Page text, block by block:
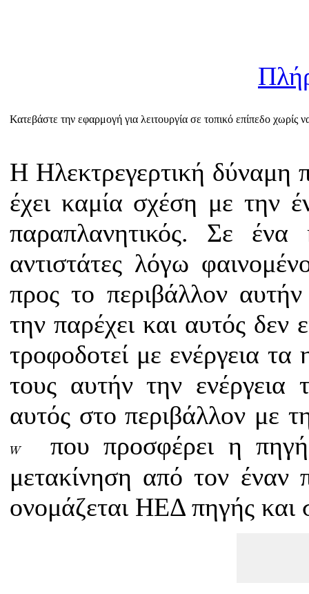
Κατεβάστε την εφαρμογή για λειτουργία σε τοπικό επίπεδο χωρίς
Η Ηλεκτρεγερτική δύναμη
έχει καμία σχέση με την
παραπλανητικός. Σε
αντιστάτες λόγω
προς το περιβάλλον
την παρέχει και αυτός
τροφοδοτεί με ενέργεια
τους αυτήν την ενέργεια
αυτός στο περιβάλλον με
W
W
που προσφέρει η
μετακίνηση από τον έναν
ονομάζεται ΗΕΔ πηγής και